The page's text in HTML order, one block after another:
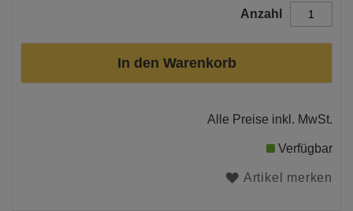
Anzahl
In den Warenkorb
Alle Preise inkl. MwSt.
Verfügbar
Artikel merken